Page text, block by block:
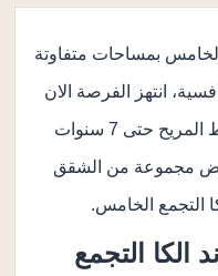
بمساحات متفاوتة
انتهز الفرصة الان
وامتلك وحدتك السكنية بالتقسيط المريح حتى 7 سنوات
مجموعة من الشقق
التجمع الخامس.
الكا التجمع